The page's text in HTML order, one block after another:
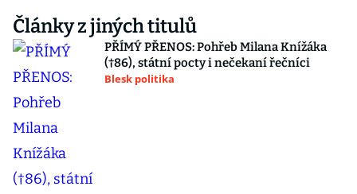
Články z jiných titulů
PŘÍMÝ PŘENOS: Pohřeb Milana Knížáka
(†86), státní pocty i nečekaní řečníci
Blesk politika